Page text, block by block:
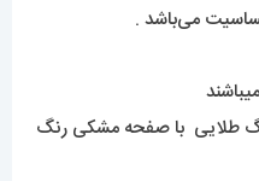
می‌باشد .
طلایی با صفحه مشکی رنگ